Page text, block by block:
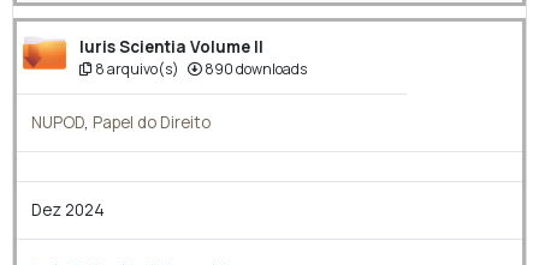
Iuris Scientia Volume II
8 arquivo(s) 890 downloads
NUPOD, Papel do Direito
Dez 2024